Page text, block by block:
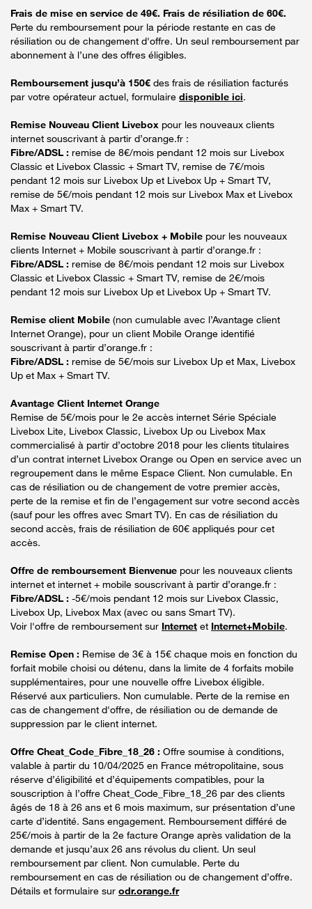
Frais de mise en service de 49€. Frais de résiliation de 60€.
Perte du remboursement pour la période restante en cas de
résiliation ou de changement d'offre. Un seul remboursement par
abonnement à l’une des offres éligibles.
Remboursement jusqu’à 150€ des frais de résiliation facturés
par votre opérateur actuel, formulaire disponible ici.
Remise Nouveau Client Livebox pour les nouveaux clients
internet souscrivant à partir d’orange.fr :
Fibre/ADSL : remise de 8€/mois pendant 12 mois sur Livebox
Classic et Livebox Classic + Smart TV, remise de 7€/mois
pendant 12 mois sur Livebox Up et Livebox Up + Smart TV,
remise de 5€/mois pendant 12 mois sur Livebox Max et Livebox
Max + Smart TV.
Remise Nouveau Client Livebox + Mobile pour les nouveaux
clients Internet + Mobile souscrivant à partir d’orange.fr :
Fibre/ADSL : remise de 8€/mois pendant 12 mois sur Livebox
Classic et Livebox Classic + Smart TV, remise de 2€/mois
pendant 12 mois sur Livebox Up et Livebox Up + Smart TV.
Remise client Mobile (non cumulable avec l’Avantage client
Internet Orange), pour un client Mobile Orange identifié
souscrivant à partir d’orange.fr :
Fibre/ADSL : remise de 5€/mois sur Livebox Up et Max, Livebox
Up et Max + Smart TV.
Avantage Client Internet Orange
Remise de 5€/mois pour le 2e accès internet Série Spéciale
Livebox Lite, Livebox Classic, Livebox Up ou Livebox Max
commercialisé à partir d’octobre 2018 pour les clients titulaires
d’un contrat internet Livebox Orange ou Open en service avec un
regroupement dans le même Espace Client. Non cumulable. En
cas de résiliation ou de changement de votre premier accès,
perte de la remise et fin de l’engagement sur votre second accès
(sauf pour les offres avec Smart TV). En cas de résiliation du
second accès, frais de résiliation de 60€ appliqués pour cet
accès.
Offre de remboursement Bienvenue pour les nouveaux clients
internet et internet + mobile souscrivant à partir d’orange.fr :
Fibre/ADSL : -5€/mois pendant 12 mois sur Livebox Classic,
Livebox Up, Livebox Max (avec ou sans Smart TV).
Voir l'offre de remboursement sur Internet et Internet+Mobile.
Remise Open : Remise de 3€ à 15€ chaque mois en fonction du
forfait mobile choisi ou détenu, dans la limite de 4 forfaits mobile
supplémentaires, pour une nouvelle offre Livebox éligible.
Réservé aux particuliers. Non cumulable. Perte de la remise en
cas de changement d'offre, de résiliation ou de demande de
suppression par le client internet.
Offre Cheat_Code_Fibre_18_26 : Offre soumise à conditions,
valable à partir du 10/04/2025 en France métropolitaine, sous
réserve d’éligibilité et d’équipements compatibles, pour la
souscription à l’offre Cheat_Code_Fibre_18_26 par des clients
âgés de 18 à 26 ans et 6 mois maximum, sur présentation d’une
carte d’identité. Sans engagement. Remboursement différé de
25€/mois à partir de la 2e facture Orange après validation de la
demande et jusqu’aux 26 ans révolus du client. Un seul
remboursement par client. Non cumulable. Perte du
remboursement en cas de résiliation ou de changement d’offre.
Détails et formulaire sur odr.orange.fr